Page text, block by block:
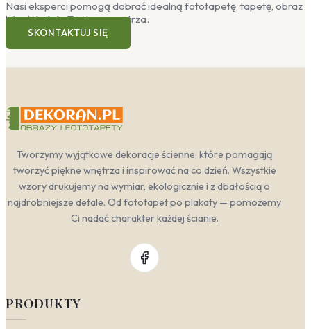
Nasi eksperci pomogą dobrać idealną fototapetę, tapetę, obraz
lub plakat do Twojego wnętrza.
SKONTAKTUJ SIĘ
Tworzymy wyjątkowe dekoracje ścienne, które pomagają
tworzyć piękne wnętrza i inspirować na co dzień. Wszystkie
wzory drukujemy na wymiar, ekologicznie i z dbałością o
najdrobniejsze detale. Od fototapet po plakaty — pomożemy
Ci nadać charakter każdej ścianie.
PRODUKTY